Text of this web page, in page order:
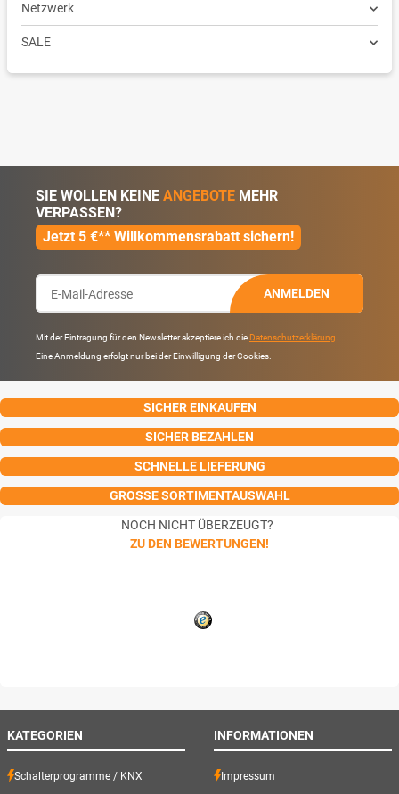
Netzwerk
SALE
SIE WOLLEN KEINE ANGEBOTE MEHR
VERPASSEN?
Jetzt 5 €** Willkommensrabatt sichern!
ANMELDEN
Mit der Eintragung für den Newsletter akzeptiere ich die Datenschutzerklärung
Eine Anmeldung erfolgt nur bei der Einwilligung der Cookies.
SICHER EINKAUFEN
SICHER BEZAHLEN
SCHNELLE LIEFERUNG
GROSSE SORTIMENTAUSWAHL
NOCH NICHT ÜBERZEUGT?
ZU DEN BEWERTUNGEN!
KATEGORIEN
Schalterprogramme / KNX
INFORMATIONEN
Impressum